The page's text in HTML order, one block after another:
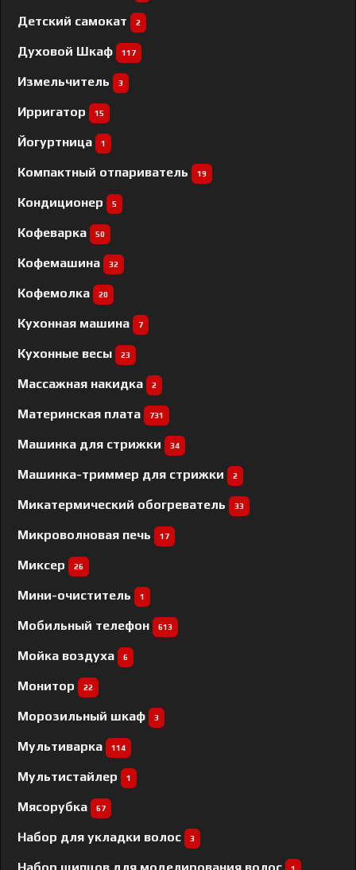
Детский самокат 2
Духовой Шкаф 117
Измельчитель 3
Ирригатор 15
Йогуртница 1
Компактный отпариватель 19
Кондиционер 5
Кофеварка 50
Кофемашина 32
Кофемолка 20
Кухонная машина 7
Кухонные весы 23
Массажная накидка 2
Материнская плата 731
Машинка для стрижки 34
Машинка-триммер для стрижки 2
Микатермический обогреватель 33
Микроволновая печь 17
Миксер 26
Мини-очиститель 1
Мобильный телефон 613
Мойка воздуха 6
Монитор 22
Морозильный шкаф 3
Мультиварка 114
Мультистайлер 1
Мясорубка 67
Набор для укладки волос 3